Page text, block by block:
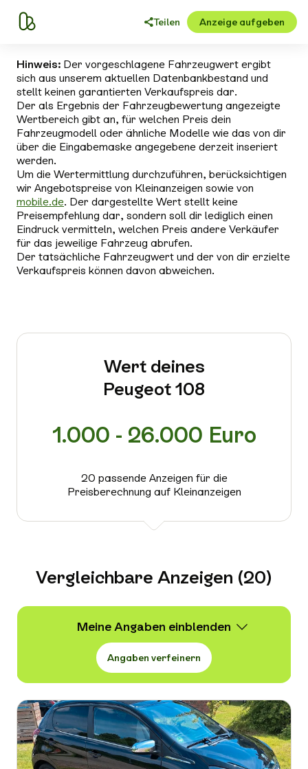
Teilen Anzeige aufgeben
Hinweis: Der vorgeschlagene Fahrzeugwert ergibt
sich aus unserem aktuellen Datenbankbestand und
stellt keinen garantierten Verkaufspreis dar.
Der als Ergebnis der Fahrzeugbewertung angezeigte
Wertbereich gibt an, für welchen Preis dein
Fahrzeugmodell oder ähnliche Modelle wie das von dir
über die Eingabemaske angegebene derzeit inseriert
werden.
Um die Wertermittlung durchzuführen, berücksichtigen
wir Angebotspreise von Kleinanzeigen sowie von
mobile.de. Der dargestellte Wert stellt keine
Preisempfehlung dar, sondern soll dir lediglich einen
Eindruck vermitteln, welchen Preis andere Verkäufer
für das jeweilige Fahrzeug abrufen.
Der tatsächliche Fahrzeugwert und der von dir erzielte
Verkaufspreis können davon abweichen.
Wert deines
Peugeot 108
1.000 - 26.000 Euro
20 passende Anzeigen für die
Preisberechnung auf Kleinanzeigen
Vergleichbare Anzeigen (20)
Meine Angaben
Angaben verfeinern
Wert
1.599 -
11.240 € VB